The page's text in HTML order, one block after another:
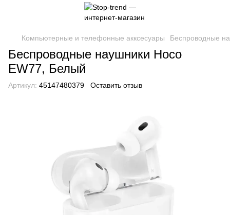
Компьютерные и телефонные акксесуары Беспроводные
Беспроводные наушники Hoco
EW77, Белый
Артикул: 45147480379 Оставить отзыв